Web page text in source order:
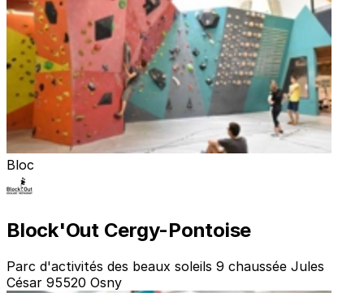
Bloc
Block'Out Cergy-Pontoise
Parc d'activités des beaux soleils 9 chaussée Jules
César 95520 Osny